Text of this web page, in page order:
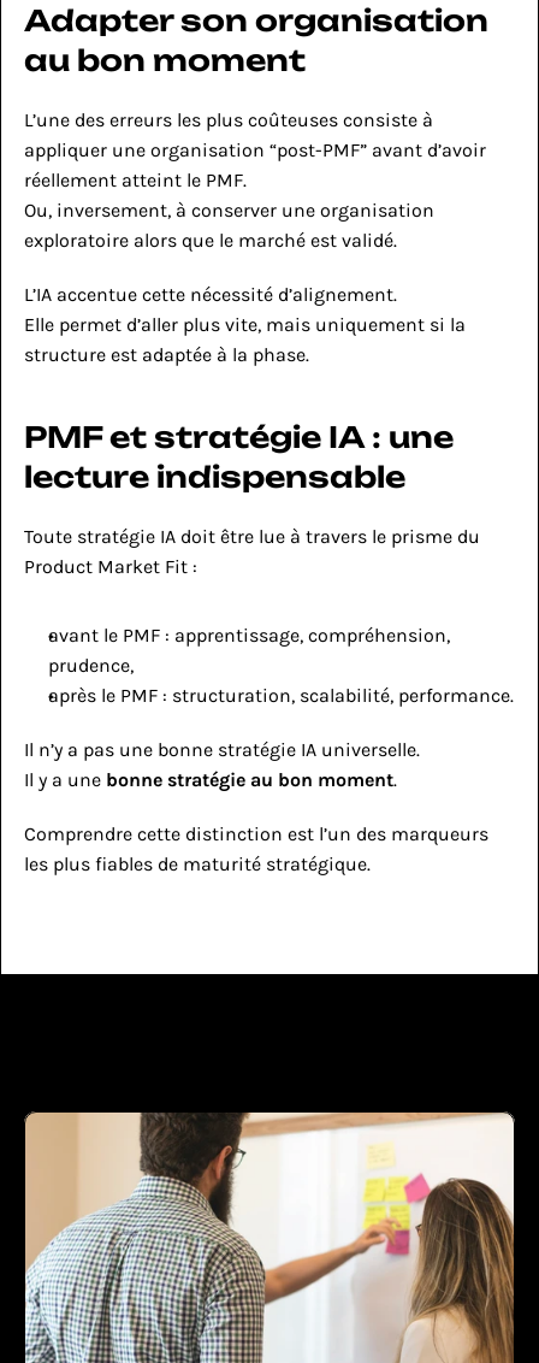
Adapter son organisation
au bon moment
L’une des erreurs les plus coûteuses consiste à
appliquer une organisation “post-PMF” avant d’avoir
réellement atteint le PMF.
Ou, inversement, à conserver une organisation
exploratoire alors que le marché est validé.
L’IA accentue cette nécessité d’alignement.
Elle permet d’aller plus vite, mais uniquement si la
structure est adaptée à la phase.
PMF et stratégie IA : une
lecture indispensable
Toute stratégie IA doit être lue à travers le prisme du
Product Market Fit :
avant le PMF : apprentissage, compréhension,
prudence,
après le PMF : structuration, scalabilité, performance.
Il n’y a pas une bonne stratégie IA universelle.
Il y a une bonne stratégie au bon moment.
Comprendre cette distinction est l’un des marqueurs
les plus fiables de maturité stratégique.